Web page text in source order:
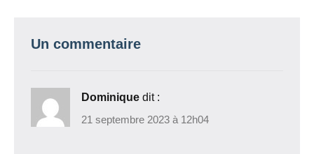
Un commentaire
Dominique dit :
21 septembre 2023 à 12h04